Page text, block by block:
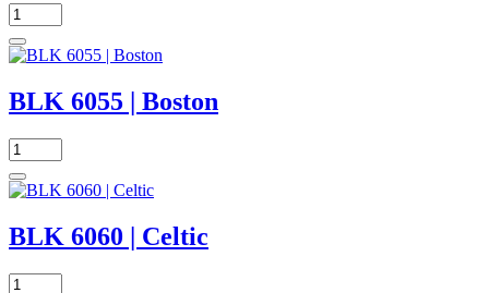
BLK 6055 | Boston
BLK 6060 | Celtic